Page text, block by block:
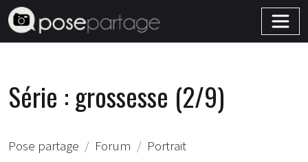
Série : grossesse (2/9)
Pose partage Forum
Portrait